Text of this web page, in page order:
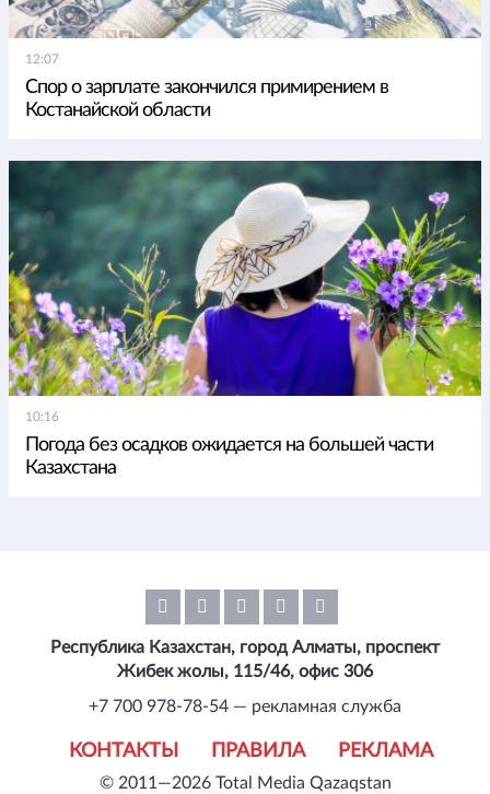
12:07
Спор о зарплате закончился примирением в
Костанайской области
10:16
Погода без осадков ожидается на большей части
Казахстана
© 2011—2026 Total Media Qazaqstan
КОНТАКТЫ ПРАВИЛА РЕКЛАМА
Республика Казахстан, город Алматы, проспект
Жибек жолы, 115/46, офис 306
+7 700 978-78-54 — рекламная служба